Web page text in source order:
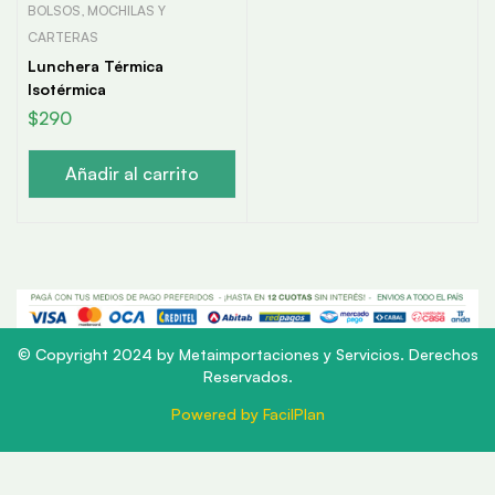
BOLSOS, MOCHILAS Y
CARTERAS
Lunchera Térmica
Isotérmica
$290
Añadir al carrito
© Copyright 2024 by Metaimportaciones y Servicios. Derechos
Reservados.
Powered by FacilPlan